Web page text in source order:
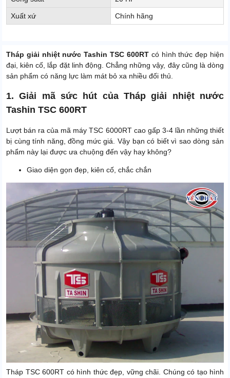
Xuất xứ Chính hãng
Tháp giải nhiệt nước Tashin TSC 600RT có hình thức đẹp hiện
đại, kiên cố, lắp đặt linh động. Chẳng những vậy, đây cũng là dòng
sản phẩm có năng lực làm mát bỏ xa nhiều đối thủ.
1. Giải mã sức hút của Tháp giải nhiệt nước
Tashin TSC 600RT
Lượt bán ra của mã máy TSC 6000RT cao gấp 3-4 lần những thiết
bị cùng tính năng, đồng mức giá. Vậy bạn có biết vì sao dòng sản
phẩm này lại được ưa chuộng đến vậy hay không?
Giao diện gọn đẹp, kiên cố, chắc chắn
Tháp TSC 600RT có hình thức đẹp, vững chãi. Chúng có tạo hình